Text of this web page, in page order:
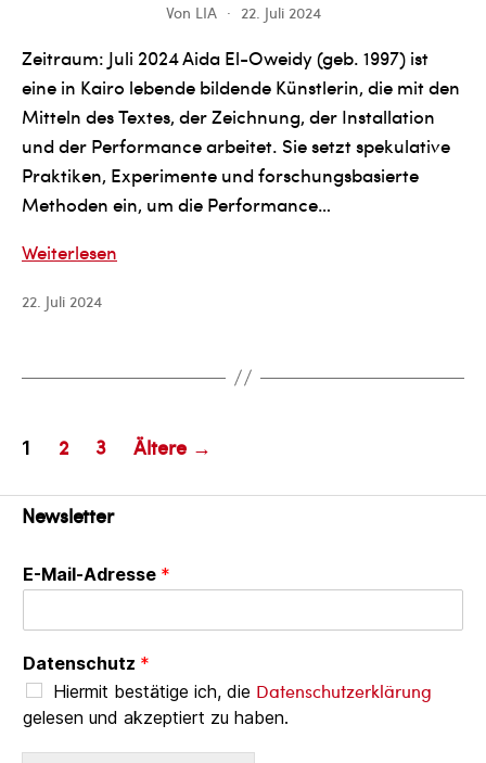
Von LIA 22. Juli 2024
Zeitraum: Juli 2024 Aida El-Oweidy (geb. 1997) ist
eine in Kairo lebende bildende Künstlerin, die mit den
Mitteln des Textes, der Zeichnung, der Installation
und der Performance arbeitet. Sie setzt spekulative
Praktiken, Experimente und forschungsbasierte
Methoden ein, um die Performance…
Weiterlesen
22. Juli 2024
Seitennummerierung
Beiträge
1 2 3 Ältere →
Newsletter
E-Mail-Adresse *
Datenschutz *
Hiermit bestätige ich, die Datenschutzerklärung
gelesen und akzeptiert zu haben.